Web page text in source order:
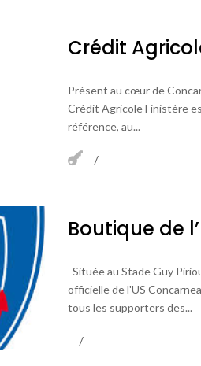
Crédit
Présent au cœur de
Crédit Agricole Finistère
référence, au...
Boutique de
Située au Stade Guy
officielle de l'US
tous les supporters des...